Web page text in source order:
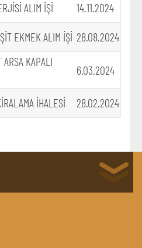
ALIM İŞİ 14.11.2024
EKMEK ALIM İŞİ 28.08.2024
ARSA KAPALI
6.03.2024
İHALESİ 28.02.2024